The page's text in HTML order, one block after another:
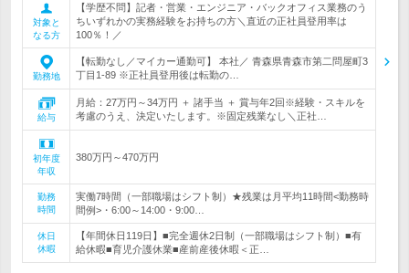
対象と
なる方
【学歴不問】記者・営業・エンジニア・バックオフィス業務のう
ちいずれかの実務経験をお持ちの方＼直近の正社員登用率は
100％！／
勤務地
【転勤なし／マイカー通勤可】 本社／ 青森県青森市第二問屋町3
丁目1-89 ※正社員登用後は転勤の…
給与
月給：27万円～34万円 ＋ 諸手当 ＋ 賞与年2回※経験・スキルを
考慮のうえ、決定いたします。※固定残業なし＼正社…
初年度
年収
380万円～470万円
勤務
時間
実働7時間（一部職場はシフト制）★残業は月平均11時間<勤務時
間例>・6:00～14:00・9:00…
休日
休暇
【年間休日119日】■完全週休2日制（一部職場はシフト制）■有
給休暇■育児介護休業■産前産後休暇＜正…